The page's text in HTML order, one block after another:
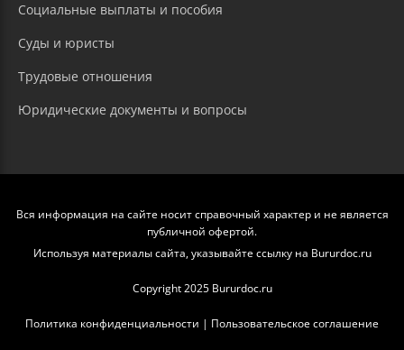
Социальные выплаты и пособия
Суды и юристы
Трудовые отношения
Юридические документы и вопросы
Вся информация на сайте носит справочный характер и не является
публичной офертой.
Используя материалы сайта, указывайте ссылку на Bururdoc.ru
Copyright 2025 Bururdoc.ru
Политика конфиденциальности | Пользовательское соглашение